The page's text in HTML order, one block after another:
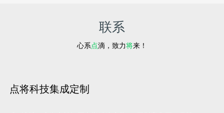
联系
心系点滴，致力将来！
点将科技集成定制